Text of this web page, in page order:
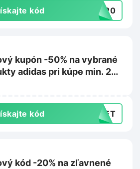
kód RA20
kupón -50% na vybrané
adidas pri kúpe min. 2
kód CRET
kód -20% na zľavnené